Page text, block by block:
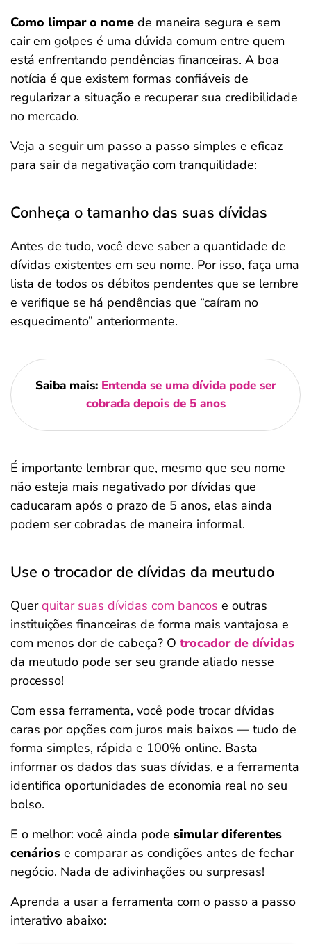
Como limpar o nome de maneira segura e sem
cair em golpes é uma dúvida comum entre quem
está enfrentando pendências financeiras. A boa
notícia é que existem formas confiáveis de
regularizar a situação e recuperar sua credibilidade
no mercado.
Veja a seguir um passo a passo simples e eficaz
para sair da negativação com tranquilidade:
Conheça o tamanho das suas dívidas
Antes de tudo, você deve saber a quantidade de
dívidas existentes em seu nome. Por isso, faça uma
lista de todos os débitos pendentes que se lembre
e verifique se há pendências que “caíram no
esquecimento” anteriormente.
Saiba mais: Entenda se uma dívida pode ser
cobrada depois de 5 anos
É importante lembrar que, mesmo que seu nome
não esteja mais negativado por dívidas que
caducaram após o prazo de 5 anos, elas ainda
podem ser cobradas de maneira informal.
Use o trocador de dívidas da meutudo
Querquitar suas dívidas com bancos e outras
instituições financeiras de forma mais vantajosa e
com menos dor de cabeça? O trocador de dívidas
da meutudo pode ser seu grande aliado nesse
processo!
Com essa ferramenta, você pode trocar dívidas
caras por opções com juros mais baixos — tudo de
forma simples, rápida e 100% online. Basta
informar os dados das suas dívidas, e a ferramenta
identifica oportunidades de economia real no seu
bolso.
E o melhor: você ainda pode simular diferentes
cenários e comparar as condições antes de fechar
negócio. Nada de adivinhações ou surpresas!
Aprenda a usar a ferramenta com o passo a passo
interativo abaixo: